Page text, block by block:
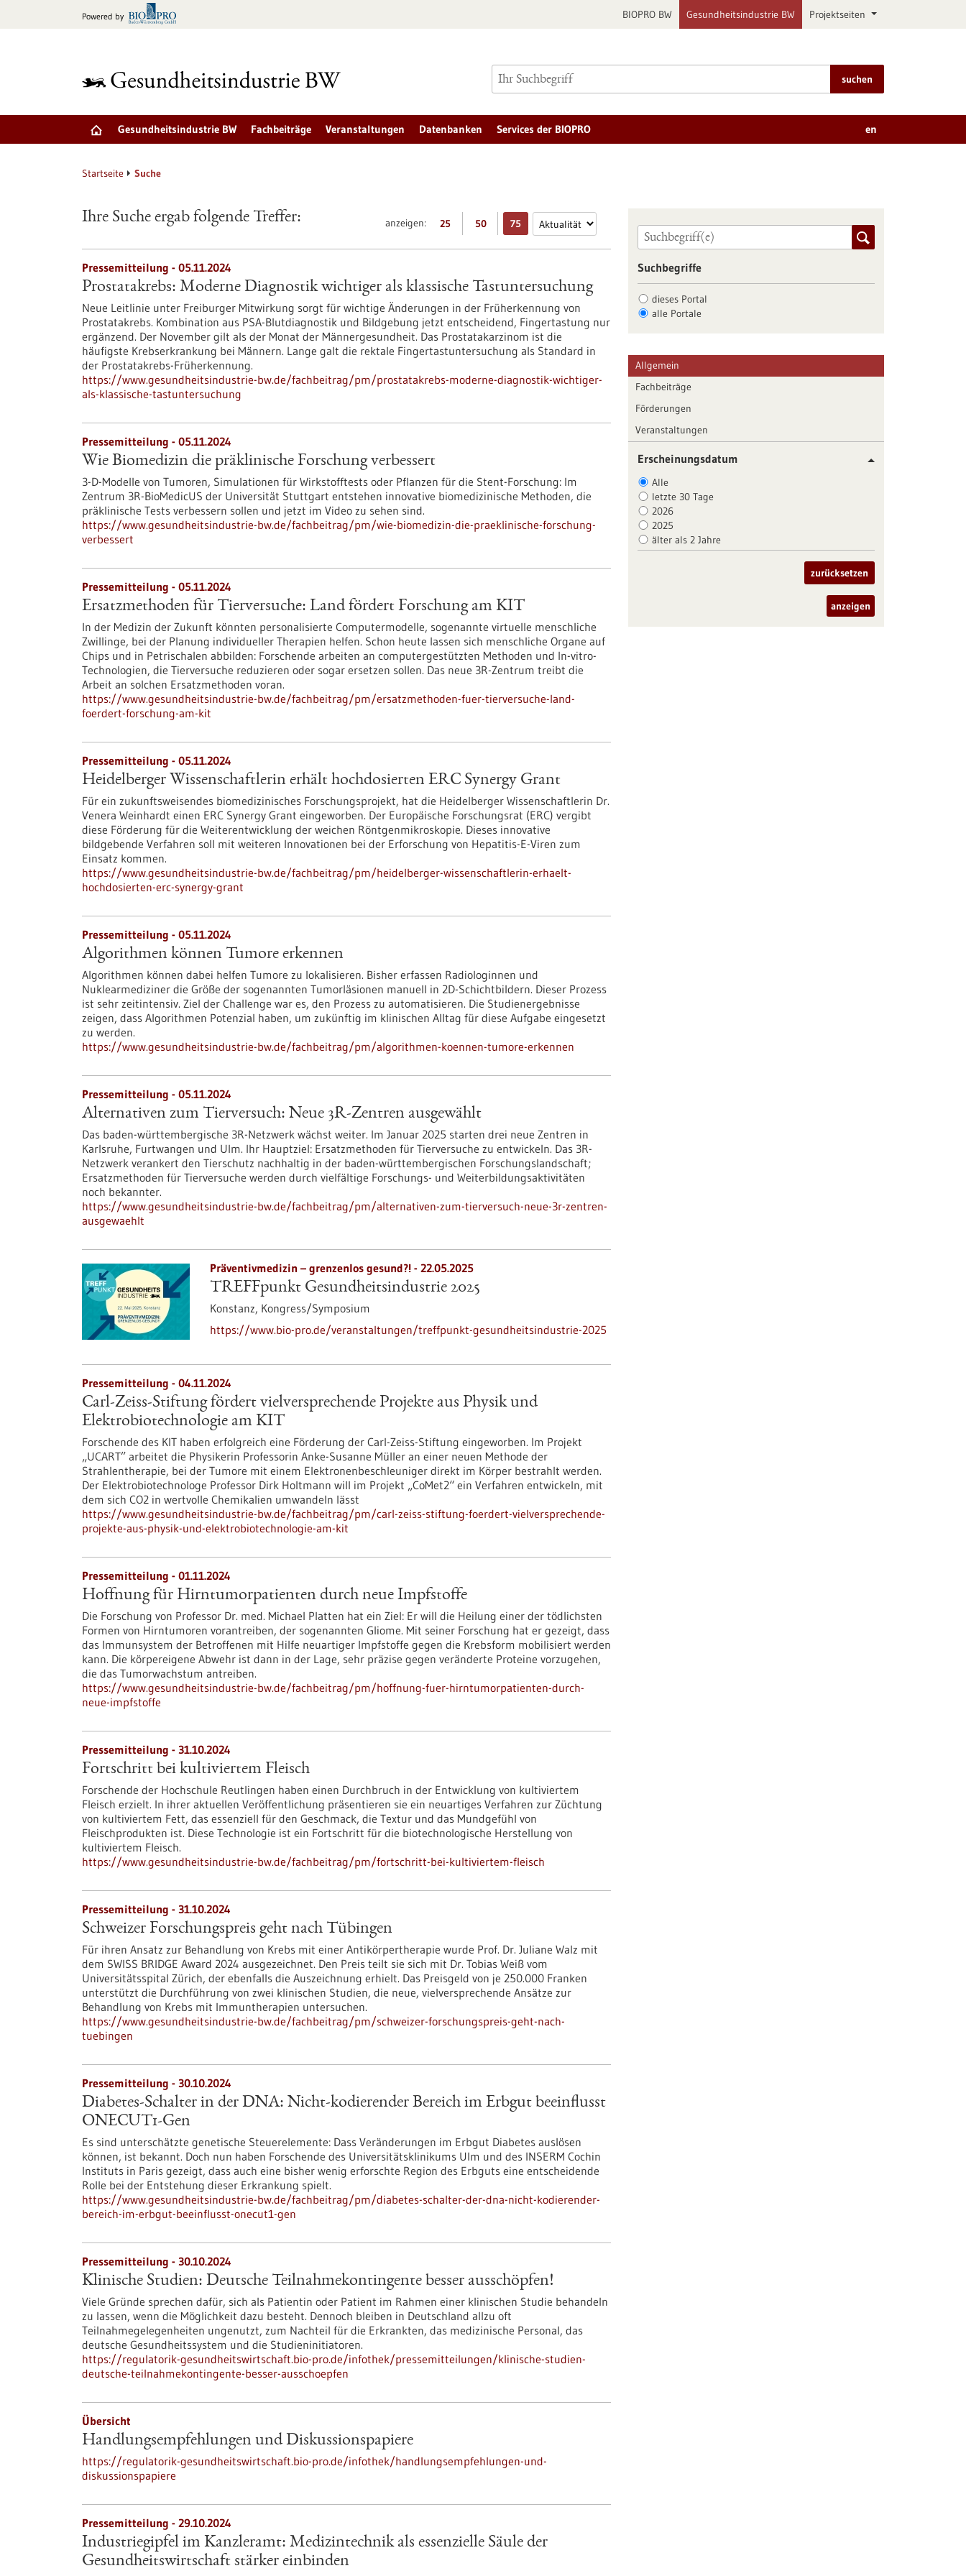
Powered by BIOPRO BW Gesundheitsindustrie BW Projektseiten
suchen
Gesundheitsindustrie BW Fachbeiträge Veranstaltungen Datenbanken Services der BIOPRO en
Startseite Suche
anzeigen: 25 50 75
Ihre Suche ergab folgende Treffer:
Pressemitteilung - 05.11.2024
Prostatakrebs: Moderne Diagnostik wichtiger als klassische Tastuntersuchung
Neue Leitlinie unter Freiburger Mitwirkung sorgt für wichtige Änderungen in der Früherkennung von
Prostatakrebs. Kombination aus PSA-Blutdiagnostik und Bildgebung jetzt entscheidend, Fingertastung nur
ergänzend. Der November gilt als der Monat der Männergesundheit. Das Prostatakarzinom ist die
häufigste Krebserkrankung bei Männern. Lange galt die rektale Fingertastuntersuchung als Standard in
der Prostatakrebs-Früherkennung.
https://www.gesundheitsindustrie-bw.de/fachbeitrag/pm/prostatakrebs-moderne-diagnostik-wichtiger-
als-klassische-tastuntersuchung
Pressemitteilung - 05.11.2024
Wie Biomedizin die präklinische Forschung verbessert
3-D-Modelle von Tumoren, Simulationen für Wirkstofftests oder Pflanzen für die Stent-Forschung: Im
Zentrum 3R-BioMedicUS der Universität Stuttgart entstehen innovative biomedizinische Methoden, die
präklinische Tests verbessern sollen und jetzt im Video zu sehen sind.
https://www.gesundheitsindustrie-bw.de/fachbeitrag/pm/wie-biomedizin-die-praeklinische-forschung-
verbessert
Pressemitteilung - 05.11.2024
Ersatzmethoden für Tierversuche: Land fördert Forschung am KIT
In der Medizin der Zukunft könnten personalisierte Computermodelle, sogenannte virtuelle menschliche
Zwillinge, bei der Planung individueller Therapien helfen. Schon heute lassen sich menschliche Organe auf
Chips und in Petrischalen abbilden: Forschende arbeiten an computergestützten Methoden und In-vitro-
Technologien, die Tierversuche reduzieren oder sogar ersetzen sollen. Das neue 3R-Zentrum treibt die
Arbeit an solchen Ersatzmethoden voran.
https://www.gesundheitsindustrie-bw.de/fachbeitrag/pm/ersatzmethoden-fuer-tierversuche-land-
foerdert-forschung-am-kit
Pressemitteilung - 05.11.2024
Heidelberger Wissenschaftlerin erhält hochdosierten ERC Synergy Grant
Für ein zukunftsweisendes biomedizinisches Forschungsprojekt, hat die Heidelberger Wissenschaftlerin Dr.
Venera Weinhardt einen ERC Synergy Grant eingeworben. Der Europäische Forschungsrat (ERC) vergibt
diese Förderung für die Weiterentwicklung der weichen Röntgenmikroskopie. Dieses innovative
bildgebende Verfahren soll mit weiteren Innovationen bei der Erforschung von Hepatitis-E-Viren zum
Einsatz kommen.
https://www.gesundheitsindustrie-bw.de/fachbeitrag/pm/heidelberger-wissenschaftlerin-erhaelt-
hochdosierten-erc-synergy-grant
Pressemitteilung - 05.11.2024
Algorithmen können Tumore erkennen
Algorithmen können dabei helfen Tumore zu lokalisieren. Bisher erfassen Radiologinnen und
Nuklearmediziner die Größe der sogenannten Tumorläsionen manuell in 2D-Schichtbildern. Dieser Prozess
ist sehr zeitintensiv. Ziel der Challenge war es, den Prozess zu automatisieren. Die Studienergebnisse
zeigen, dass Algorithmen Potenzial haben, um zukünftig im klinischen Alltag für diese Aufgabe eingesetzt
zu werden.
https://www.gesundheitsindustrie-bw.de/fachbeitrag/pm/algorithmen-koennen-tumore-erkennen
Pressemitteilung - 05.11.2024
Alternativen zum Tierversuch: Neue 3R-Zentren ausgewählt
Das baden-württembergische 3R-Netzwerk wächst weiter. Im Januar 2025 starten drei neue Zentren in
Karlsruhe, Furtwangen und Ulm. Ihr Hauptziel: Ersatzmethoden für Tierversuche zu entwickeln. Das 3R-
Netzwerk verankert den Tierschutz nachhaltig in der baden-württembergischen Forschungslandschaft;
Ersatzmethoden für Tierversuche werden durch vielfältige Forschungs- und Weiterbildungsaktivitäten
noch bekannter.
https://www.gesundheitsindustrie-bw.de/fachbeitrag/pm/alternativen-zum-tierversuch-neue-3r-zentren-
ausgewaehlt
Präventivmedizin – grenzenlos gesund?! - 22.05.2025
TREFFpunkt Gesundheitsindustrie 2025
Konstanz, Kongress/Symposium
https://www.bio-pro.de/veranstaltungen/treffpunkt-gesundheitsindustrie-2025
Pressemitteilung - 04.11.2024
Carl-Zeiss-Stiftung fördert vielversprechende Projekte aus Physik und
Elektrobiotechnologie am KIT
Forschende des KIT haben erfolgreich eine Förderung der Carl-Zeiss-Stiftung eingeworben. Im Projekt
„UCART” arbeitet die Physikerin Professorin Anke-Susanne Müller an einer neuen Methode der
Strahlentherapie, bei der Tumore mit einem Elektronenbeschleuniger direkt im Körper bestrahlt werden.
Der Elektrobiotechnologe Professor Dirk Holtmann will im Projekt „CoMet2“ ein Verfahren entwickeln, mit
dem sich CO2 in wertvolle Chemikalien umwandeln lässt
https://www.gesundheitsindustrie-bw.de/fachbeitrag/pm/carl-zeiss-stiftung-foerdert-vielversprechende-
projekte-aus-physik-und-elektrobiotechnologie-am-kit
Pressemitteilung - 01.11.2024
Hoffnung für Hirntumorpatienten durch neue Impfstoffe
Die Forschung von Professor Dr. med. Michael Platten hat ein Ziel: Er will die Heilung einer der tödlichsten
Formen von Hirntumoren vorantreiben, der sogenannten Gliome. Mit seiner Forschung hat er gezeigt, dass
das Immunsystem der Betroffenen mit Hilfe neuartiger Impfstoffe gegen die Krebsform mobilisiert werden
kann. Die körpereigene Abwehr ist dann in der Lage, sehr präzise gegen veränderte Proteine vorzugehen,
die das Tumorwachstum antreiben.
https://www.gesundheitsindustrie-bw.de/fachbeitrag/pm/hoffnung-fuer-hirntumorpatienten-durch-
neue-impfstoffe
Pressemitteilung - 31.10.2024
Fortschritt bei kultiviertem Fleisch
Forschende der Hochschule Reutlingen haben einen Durchbruch in der Entwicklung von kultiviertem
Fleisch erzielt. In ihrer aktuellen Veröffentlichung präsentieren sie ein neuartiges Verfahren zur Züchtung
von kultiviertem Fett, das essenziell für den Geschmack, die Textur und das Mundgefühl von
Fleischprodukten ist. Diese Technologie ist ein Fortschritt für die biotechnologische Herstellung von
kultiviertem Fleisch.
https://www.gesundheitsindustrie-bw.de/fachbeitrag/pm/fortschritt-bei-kultiviertem-fleisch
Pressemitteilung - 31.10.2024
Schweizer Forschungspreis geht nach Tübingen
Für ihren Ansatz zur Behandlung von Krebs mit einer Antikörpertherapie wurde Prof. Dr. Juliane Walz mit
dem SWISS BRIDGE Award 2024 ausgezeichnet. Den Preis teilt sie sich mit Dr. Tobias Weiß vom
Universitätsspital Zürich, der ebenfalls die Auszeichnung erhielt. Das Preisgeld von je 250.000 Franken
unterstützt die Durchführung von zwei klinischen Studien, die neue, vielversprechende Ansätze zur
Behandlung von Krebs mit Immuntherapien untersuchen.
https://www.gesundheitsindustrie-bw.de/fachbeitrag/pm/schweizer-forschungspreis-geht-nach-
tuebingen
Pressemitteilung - 30.10.2024
Diabetes-Schalter in der DNA: Nicht-kodierender Bereich im Erbgut beeinflusst
ONECUT1-Gen
Es sind unterschätzte genetische Steuerelemente: Dass Veränderungen im Erbgut Diabetes auslösen
können, ist bekannt. Doch nun haben Forschende des Universitätsklinikums Ulm und des INSERM Cochin
Instituts in Paris gezeigt, dass auch eine bisher wenig erforschte Region des Erbguts eine entscheidende
Rolle bei der Entstehung dieser Erkrankung spielt.
https://www.gesundheitsindustrie-bw.de/fachbeitrag/pm/diabetes-schalter-der-dna-nicht-kodierender-
bereich-im-erbgut-beeinflusst-onecut1-gen
Pressemitteilung - 30.10.2024
Klinische Studien: Deutsche Teilnahmekontingente besser ausschöpfen!
Viele Gründe sprechen dafür, sich als Patientin oder Patient im Rahmen einer klinischen Studie behandeln
zu lassen, wenn die Möglichkeit dazu besteht. Dennoch bleiben in Deutschland allzu oft
Teilnahmegelegenheiten ungenutzt, zum Nachteil für die Erkrankten, das medizinische Personal, das
deutsche Gesundheitssystem und die Studieninitiatoren.
https://regulatorik-gesundheitswirtschaft.bio-pro.de/infothek/pressemitteilungen/klinische-studien-
deutsche-teilnahmekontingente-besser-ausschoepfen
Übersicht
Handlungsempfehlungen und Diskussionspapiere
https://regulatorik-gesundheitswirtschaft.bio-pro.de/infothek/handlungsempfehlungen-und-
diskussionspapiere
Pressemitteilung - 29.10.2024
Industriegipfel im Kanzleramt: Medizintechnik als essenzielle Säule der
Gesundheitswirtschaft stärker einbinden
Suchbegriffe
dieses Portal
alle Portale
Allgemein
Fachbeiträge
Förderungen
Veranstaltungen
Erscheinungsdatum
Alle
letzte 30 Tage
2026
2025
älter als 2 Jahre
zurücksetzen
anzeigen